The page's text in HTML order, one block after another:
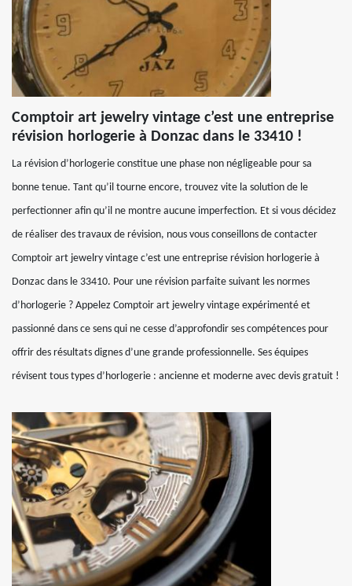
Comptoir art jewelry vintage c’est une entreprise
révision horlogerie à Donzac dans le 33410 !
La révision d’horlogerie constitue une phase non négligeable pour sa
bonne tenue. Tant qu’il tourne encore, trouvez vite la solution de le
perfectionner afin qu’il ne montre aucune imperfection. Et si vous décidez
de réaliser des travaux de révision, nous vous conseillons de contacter
Comptoir art jewelry vintage c’est une entreprise révision horlogerie à
Donzac dans le 33410. Pour une révision parfaite suivant les normes
d’horlogerie ? Appelez Comptoir art jewelry vintage expérimenté et
passionné dans ce sens qui ne cesse d’approfondir ses compétences pour
offrir des résultats dignes d’une grande professionnelle. Ses équipes
révisent tous types d’horlogerie : ancienne et moderne avec devis gratuit !